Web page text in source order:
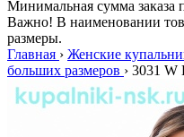
Минимальная сумма заказа
Важно! В наименовании
размеры.
Главная › Женские
больших размеров › 3031 W